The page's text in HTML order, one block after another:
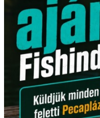
Britbaits
Kagyló
990Ft
KOSÁRBA